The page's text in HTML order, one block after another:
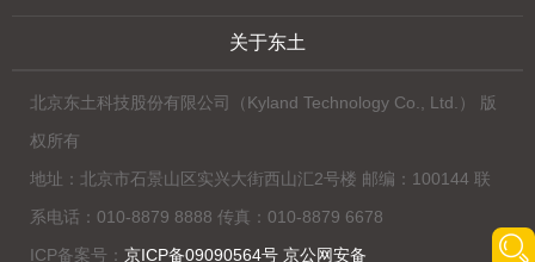
关于东土
北京东土科技股份有限公司（Kyland Technology Co., Ltd.） 版
权所有
地址：北京市石景山区实兴大街西山汇2号楼 邮编：100144 联
系电话：010-8879 8888 传真：010-8879 6678
ICP备案号： 京ICP备09090564号 京公网安备